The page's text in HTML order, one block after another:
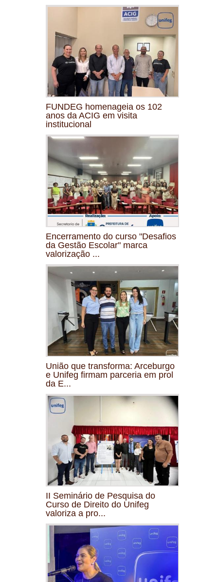
FUNDEG homenageia os 102
anos da ACIG em visita
institucional
Encerramento do curso "Desafios
da Gestão Escolar" marca
valorização ...
União que transforma: Arceburgo
e Unifeg firmam parceria em prol
da E...
II Seminário de Pesquisa do
Curso de Direito do Unifeg
valoriza a pro...